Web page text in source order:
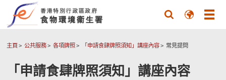
主頁 公共服務 各項牌照 「申請食肆牌照須知」講座內容 常見提問
「申請食肆牌照須知」講座內容